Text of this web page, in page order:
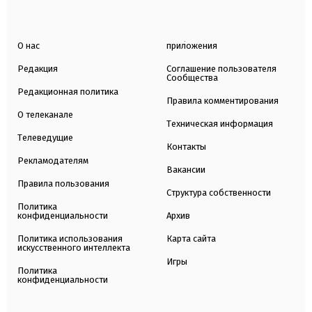
О нас
Редакция
Редакционная политика
О телеканале
Телеведущие
Рекламодателям
Правила пользования
Политика
конфиденциальности
Политика использования
искусственного интеллекта
Политика
конфиденциальности
приложения
Соглашение пользователя
Сообщества
Правила комментирования
Техническая информация
Контакты
Вакансии
Структура собственности
Архив
Карта сайта
Игры